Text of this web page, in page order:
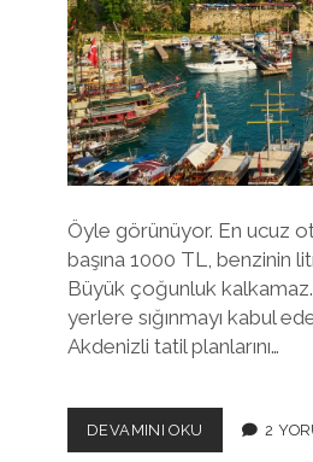
Öyle görünüyor. En ucuz
başına 1000 TL, benzinin
Büyük çoğunluk
yerlere sığınmayı kabul
Akdenizli tatil planlarını…
DEVAMINI OKU HAYAL
2